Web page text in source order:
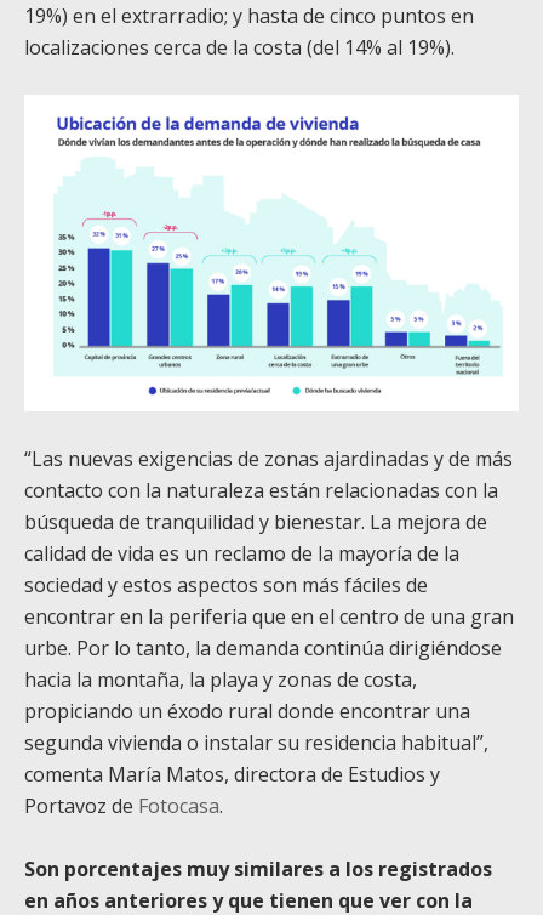
19%) en el extrarradio; y hasta de cinco puntos en
localizaciones cerca de la costa (del 14% al 19%).
“Las nuevas exigencias de zonas ajardinadas y de más
contacto con la naturaleza están relacionadas con la
búsqueda de tranquilidad y bienestar. La mejora de
calidad de vida es un reclamo de la mayoría de la
sociedad y estos aspectos son más fáciles de
encontrar en la periferia que en el centro de una gran
urbe. Por lo tanto, la demanda continúa dirigiéndose
hacia la montaña, la playa y zonas de costa,
propiciando un éxodo rural donde encontrar una
segunda vivienda o instalar su residencia habitual”,
comenta María Matos, directora de Estudios y
Portavoz de Fotocasa.
Son porcentajes muy similares a los registrados
en años anteriores y que tienen que ver con la